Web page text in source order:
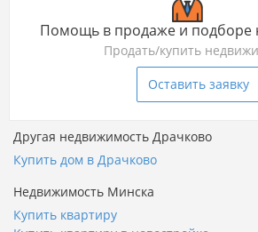
Помощь в продаже и подборе
Продать/купить
Оставить заявку
Другая недвижимость Драчково
Купить дом в Драчково
Недвижимость Минска
Купить квартиру